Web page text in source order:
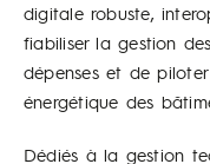
digitale robuste,
fiabiliser la gestion
dépenses et de
énergétique des
Dédiés à la gestion